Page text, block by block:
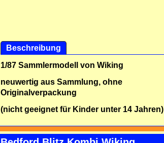
Beschreibung
1/87 Sammlermodell von Wiking
neuwertig aus Sammlung, ohne
Originalverpackung
(nicht geeignet für Kinder unter 14 Jahren)